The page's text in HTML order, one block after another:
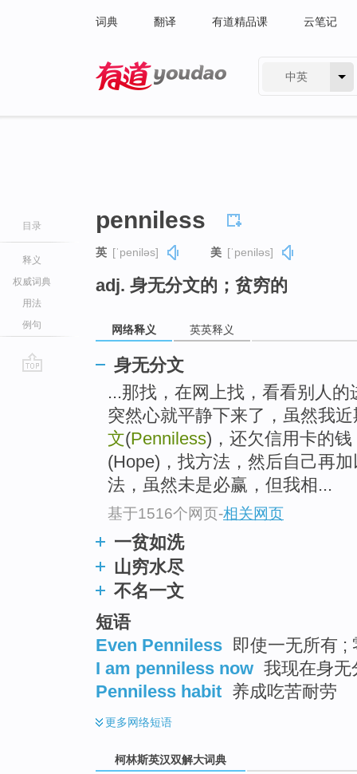
词典 翻译 有道精品课 云笔记
中英
目录
释义
权威词典
用法
例句
penniless
英 [ˈpeniləs] 美 [ˈpeniləs]
adj. 身无分文的；贫穷的
网络释义 英英释义
身无分文
...那找，在网上找，看看别人
突然心就平静下来了，虽然我
文(Penniless)，还欠信用卡的
(Hope)，找方法，然后自己再
法，虽然未是必赢，但我相...
基于1516个网页-相关网页
一贫如洗
山穷水尽
不名一文
短语
Even Penniless 即使一无所有 ;
I am penniless now 我现在身无
Penniless habit 养成吃苦耐劳
更多网络短语
柯林斯英汉双解大词典